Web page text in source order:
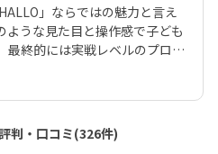
」ならではの魅力と言え
ような見た目と操作感で子ども
最終的には実戦レベルのプログ
」には、まるでマイ
に3D空間をデザインできるモ
術力、そのどちらも高めていけ
ぴったりのスクールです。ま
ループといえば、子どもの性
判・口コミ(326件)